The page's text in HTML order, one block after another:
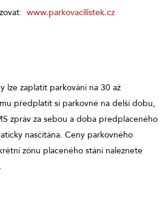
www.parkovacilistek.cz
lze zaplatit parkování na 30 až
předplatit si parkovné na delší dobu,
zpráv za sebou a doba předplaceného
nasčítána. Ceny parkovného
zónu placeného stání naleznete